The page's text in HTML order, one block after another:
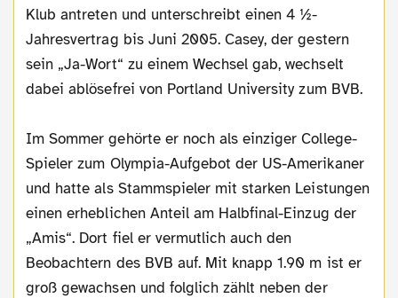
Klub antreten und unterschreibt einen 4 ½-
Jahresvertrag bis Juni 2005. Casey, der gestern
sein „Ja-Wort“ zu einem Wechsel gab, wechselt
dabei ablösefrei von Portland University zum BVB.
Im Sommer gehörte er noch als einziger College-
Spieler zum Olympia-Aufgebot der US-Amerikaner
und hatte als Stammspieler mit starken Leistungen
einen erheblichen Anteil am Halbfinal-Einzug der
„Amis“. Dort fiel er vermutlich auch den
Beobachtern des BVB auf. Mit knapp 1.90 m ist er
groß gewachsen und folglich zählt neben der